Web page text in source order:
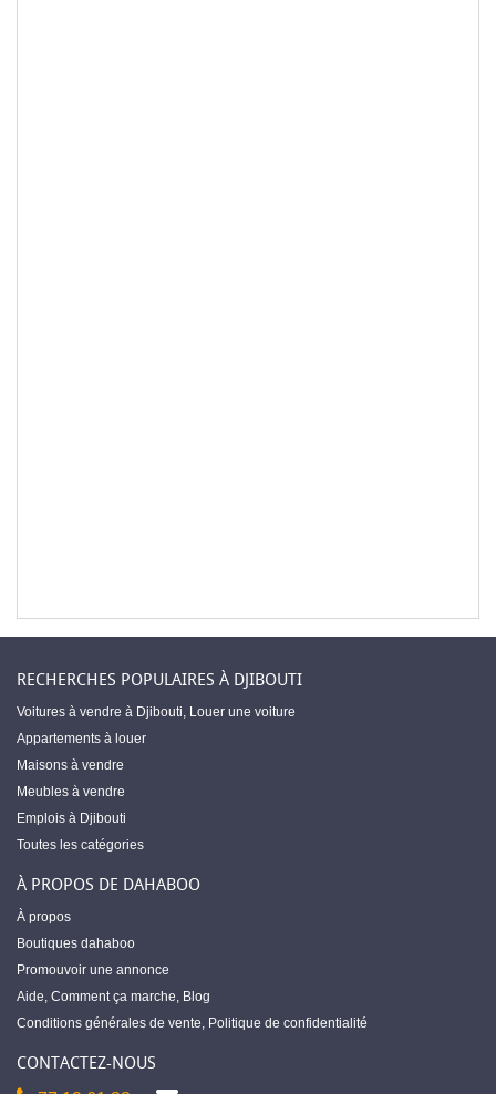
RECHERCHES POPULAIRES À DJIBOUTI
Voitures à vendre à Djibouti, Louer une voiture
Appartements à louer
Maisons à vendre
Meubles à vendre
Emplois à Djibouti
Toutes les catégories
À PROPOS DE DAHABOO
À propos
Boutiques dahaboo
Promouvoir une annonce
Aide, Comment ça marche, Blog
Conditions générales de vente, Politique de confidentialité
CONTACTEZ-NOUS